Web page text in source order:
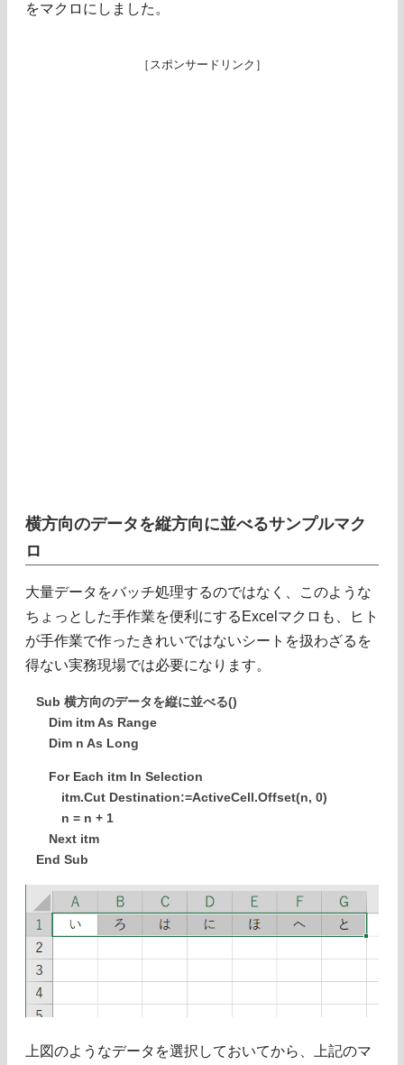
をマクロにしました。
［スポンサードリンク］
横方向のデータを縦方向に並べるサンプルマク
ロ
大量データをバッチ処理するのではなく、このような
ちょっとした手作業を便利にするExcelマクロも、ヒト
が手作業で作ったきれいではないシートを扱わざるを
得ない実務現場では必要になります。
Sub 横方向のデータを縦に並べる()
Dim itm As Range
Dim n As Long
For Each itm In Selection
itm.Cut Destination:=ActiveCell.Offset(n, 0)
n = n + 1
Next itm
End Sub
上図のようなデータを選択しておいてから、上記のマ